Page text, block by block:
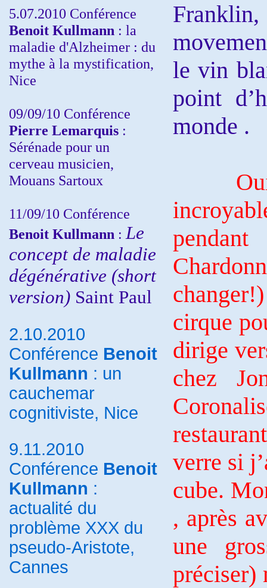
5.07.2010 Conférence
Benoit Kullmann : la
maladie d'Alzheimer : du
mythe à la mystification,
Nice
09/09/10 Conférence
Pierre Lemarquis :
Sérénade pour un
cerveau musicien,
Mouans Sartoux
11/09/10 Conférence
Benoit Kullmann : Le
concept de maladie
dégénérative (short
version) Saint Paul
2.10.2010
Conférence Benoit
Kullmann : un
cauchemar
cognitiviste, Nice
9.11.2010
Conférence Benoit
Kullmann :
actualité du
problème XXX du
pseudo-Aristote,
Cannes
le vin
point
monde .
Oui
cirque
dirige
chez
verre si
cube.
, après
une
préciser)